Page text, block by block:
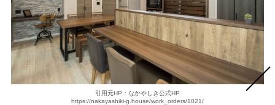
引用元HP：なかやしき公式HP
https://nakayashiki-g.house/work_orders/1021/